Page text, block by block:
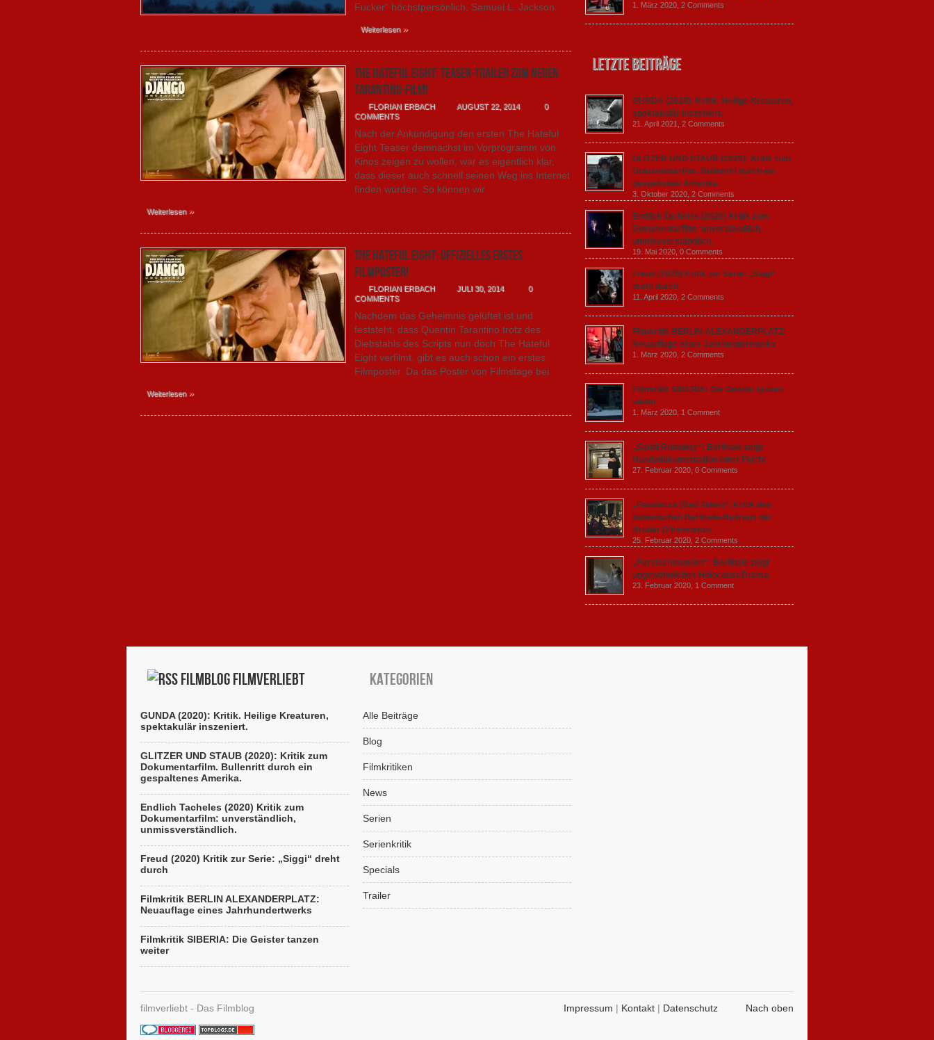
Fucker“ höchstpersönlich, Samuel L. Jackson.
Weiterlesen »
The Hateful Eight: Teaser-Trailer zum neuen
Tarantino-Film!
FLORIAN ERBACH AUGUST 22, 2014
0
COMMENTS
Nach der Ankündigung den ersten The Hateful
Eight Teaser demnächst im Vorprogramm von
Kinos zeigen zu wollen, war es eigentlich klar,
dass dieser auch schnell seinen Weg ins Internet
finden würden. So können wir
Weiterlesen »
The Hateful Eight: Offizielles erstes
Filmposter!
FLORIAN ERBACH JULI 30, 2014
0
COMMENTS
Nachdem das Geheimnis gelüftet ist und
feststeht, dass Quentin Tarantino trotz des
Diebstahls des Scripts nun doch The Hateful
Eight verfilmt, gibt es auch schon ein erstes
Filmposter. Da das Poster von Filmstage bei
Weiterlesen »
1. März 2020, 2 Comments
Letzte Beiträge
GUNDA (2020): Kritik. Heilige Kreaturen,
spektakulär inszeniert.
21. April 2021, 2 Comments
GLITZER UND STAUB (2020): Kritik zum
Dokumentarfilm. Bullenritt durch ein
gespaltenes Amerika.
3. Oktober 2020, 2 Comments
Endlich Tacheles (2020) Kritik zum
Dokumentarfilm: unverständlich,
unmissverständlich.
19. Mai 2020, 0 Comments
Freud (2020) Kritik zur Serie: „Siggi“
dreht durch
11. April 2020, 2 Comments
Filmkritik BERLIN ALEXANDERPLATZ:
Neuauflage eines Jahrhundertwerks
1. März 2020, 2 Comments
Filmkritik SIBERIA: Die Geister tanzen
weiter
1. März 2020, 1 Comment
„Saudi Runaway“: Berlinale zeigt
Handydokumentation einer Flucht
27. Februar 2020, 0 Comments
„Favolacce (Bad Tales)“: Kritik des
italienischen Berlinale-Beitrags der
Brüder D’Innocenzo
25. Februar 2020, 2 Comments
„Persischstunden“: Berlinale zeigt
ungewöhnliches Holocaust-Drama
23. Februar 2020, 1 Comment
Filmblog filmverliebt
GUNDA (2020): Kritik. Heilige Kreaturen,
spektakulär inszeniert.
GLITZER UND STAUB (2020): Kritik zum
Dokumentarfilm. Bullenritt durch ein
gespaltenes Amerika.
Endlich Tacheles (2020) Kritik zum
Dokumentarfilm: unverständlich,
unmissverständlich.
Freud (2020) Kritik zur Serie: „Siggi“ dreht
durch
Filmkritik BERLIN ALEXANDERPLATZ:
Neuauflage eines Jahrhundertwerks
Filmkritik SIBERIA: Die Geister tanzen
weiter
Kategorien
Alle Beiträge
Blog
Filmkritiken
News
Serien
Serienkritik
Specials
Trailer
filmverliebt - Das Filmblog Impressum | Kontakt | Datenschutz Nach oben